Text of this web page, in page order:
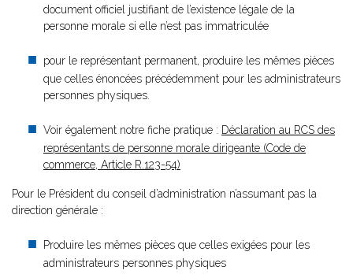
document officiel justifiant de l’existence légale de la
personne morale si elle n’est pas immatriculée
pour le représentant permanent, produire les mêmes pièces
que celles énoncées précédemment pour les administrateurs
personnes physiques.
Voir également notre fiche pratique : Déclaration au RCS des
représentants de personne morale dirigeante (Code de
commerce, Article R.123-54)
Pour le Président du conseil d’administration n’assumant pas la
direction générale :
Produire les mêmes pièces que celles exigées pour les
administrateurs personnes physiques